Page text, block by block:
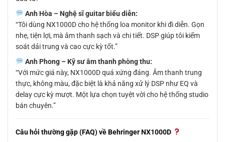
Anh Hòa – Nghệ sĩ guitar biểu diễn:
“Tôi dùng NX1000D cho hệ thống loa monitor khi đi diễn. Gọn
nhẹ, tiện lợi, mà âm thanh sạch và chi tiết. DSP giúp tôi kiểm
soát dải trung và cao cực kỳ tốt.”
Anh Phong – Kỹ sư âm thanh phòng thu:
“Với mức giá này, NX1000D quá xứng đáng. Âm thanh trung
thực, không màu, đặc biệt là khả năng xử lý DSP như EQ và
delay cực kỳ mượt. Một lựa chọn tuyệt vời cho hệ thống studio
bán chuyên.”
Câu hỏi thường gặp (FAQ) về Behringer NX1000D